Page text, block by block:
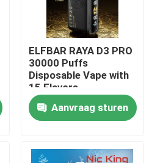
ELFBAR RAYA D3 PRO
30000 Puffs
Disposable Vape with
15 Flavors
Aanvraag sturen